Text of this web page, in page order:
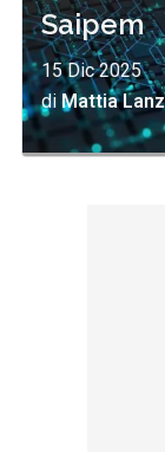
Saipem
15 Dic 2025
diMattia